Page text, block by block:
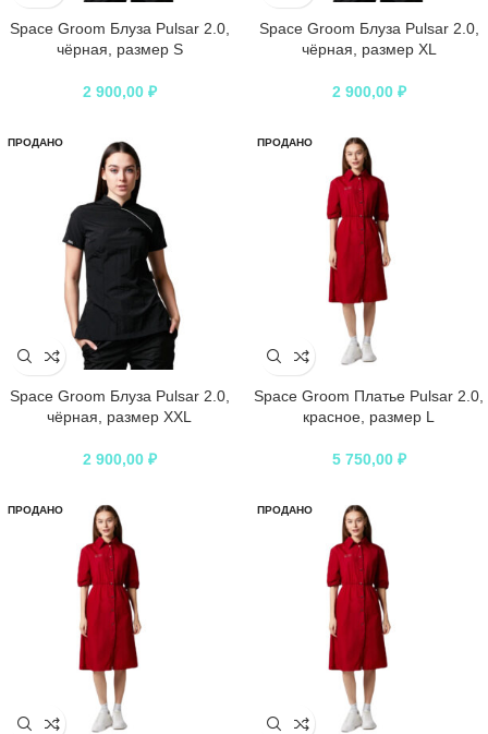
Space Groom Блуза Pulsar 2.0,
чёрная, размер S
2 900,00 ₽
Space Groom Блуза Pulsar 2.0,
чёрная, размер XL
2 900,00 ₽
ПРОДАНО
Space Groom Блуза Pulsar 2.0,
чёрная, размер XXL
2 900,00 ₽
ПРОДАНО
Space Groom Платье Pulsar 2.0,
красное, размер L
5 750,00 ₽
ПРОДАНО ПРОДАНО